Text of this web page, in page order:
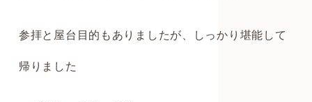
参拝と屋台目的もありましたが、しっかり堪能して
帰りました